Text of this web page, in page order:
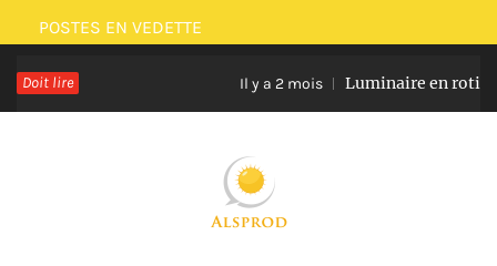
Passer
au
contenu
POSTES EN VEDETTE
Doit lire Luminaire en rotin et verre